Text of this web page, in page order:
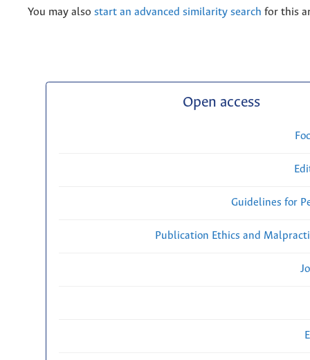
You may also start an advanced similarity search for this
Open access
Guidelines for
Publication Ethics and